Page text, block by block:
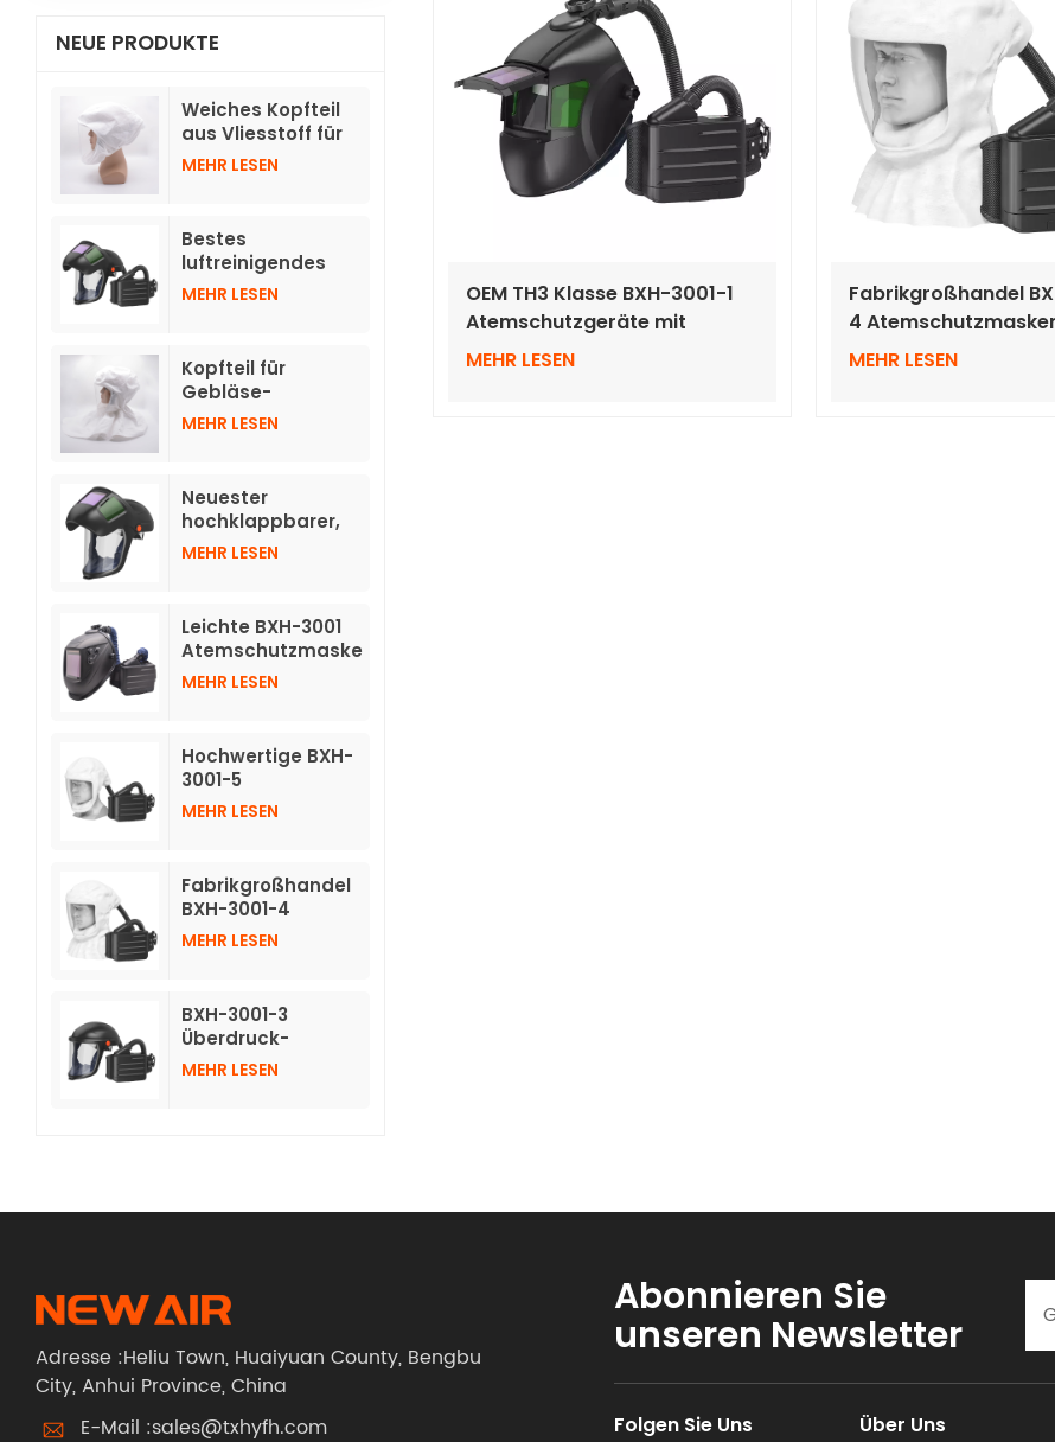
NEUE PRODUKTE
Weiches Kopfteil
aus Vliesstoff für
Gebläse-
MEHR LESEN
Bestes
luftreinigendes
Atemschutzgerät
automatisch
verdunkelnden
Helmen
MEHR LESEN
Kopfteil für
Gebläse-
Atemschutzgeräte
MEHR LESEN
Neuester
hochklappbarer,
automatisch
Atemschutzgeräte
mit Luftreinigung
MEHR LESEN
Leichte BXH-3001
Atemschutzmaske
TH3 mit
Logo und
Schweißhelm
MEHR LESEN
Hochwertige BXH-
3001-5
Atemschutzmasken
MEHR LESEN
Fabrikgroßhandel
BXH-3001-4
Atemschutzmasken
Vlieshaube
MEHR LESEN
BXH-3001-3
Überdruck-
Luftreinigungs-
MEHR LESEN
OEM TH3 Klasse BXH-3001-1
Atemschutzgeräte mit
automatischer Verdunkelung
MEHR LESEN
Fabrikgroßhandel
4
Luftreinigung und
MEHR LESEN
Adresse :Heliu Town, Huaiyuan County, Bengbu
City, Anhui Province, China
E-Mail :sales@txhyfh.com
Abonnieren Sie
unseren Newsletter
Folgen Sie Uns Über Uns